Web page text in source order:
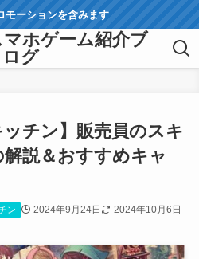
モーションを含みます
ホゲーム紹介ブ
ログ
ッチン】販売員のスキ
説＆おすすめキャ
ン 2024年9月24日 2024年10月6日